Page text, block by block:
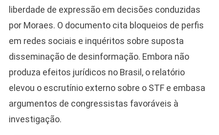
liberdade de expressão em decisões conduzidas
por Moraes. O documento cita bloqueios de perfis
em redes sociais e inquéritos sobre suposta
disseminação de desinformação. Embora não
produza efeitos jurídicos no Brasil, o relatório
elevou o escrutínio externo sobre o STF e embasa
argumentos de congressistas favoráveis à
investigação.